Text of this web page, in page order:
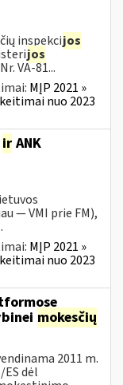
inspekcijos
jos
VA-81...
MĮP 2021 »
nuo 2023
ir ANK
— VMI prie FM),
MĮP 2021 »
nuo 2023
mokesčių
2011 m.
dėl